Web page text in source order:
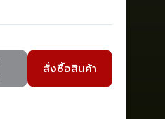
สั่งซื้อสินค้า